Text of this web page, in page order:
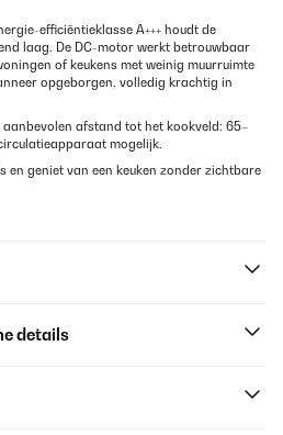
efficiëntieklasse A+++ houdt de
laag. De DC-motor werkt betrouwbaar
of keukens met weinig muur­ruimte
opgeborgen, volledig krachtig in
afstand tot het kookveld: 65–
mogelijk.
en geniet van een keuken zonder zichtbare
details